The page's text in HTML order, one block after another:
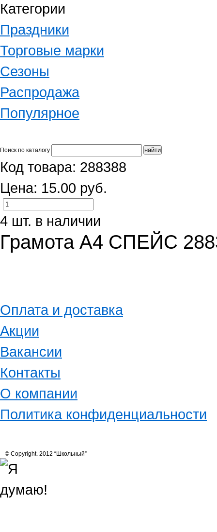
Категории
Праздники
Торговые марки
Сезоны
Распродажа
Популярное
Поиск по каталогу
Код товара: 288388
Цена: 15.00 руб.
4 шт. в наличии
Грамота А4 СПЕЙС
Оплата и доставка
Акции
Вакансии
Контакты
О компании
Политика конфиденциальности
© Copyright. 2012 “Школьный”